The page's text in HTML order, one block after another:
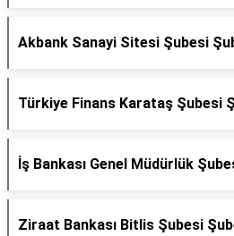
Akbank Sanayi Sitesi Şubesi
Türkiye Finans Karataş Şubesi
İş Bankası Genel Müdürlük
Ziraat Bankası Bitlis Şubesi